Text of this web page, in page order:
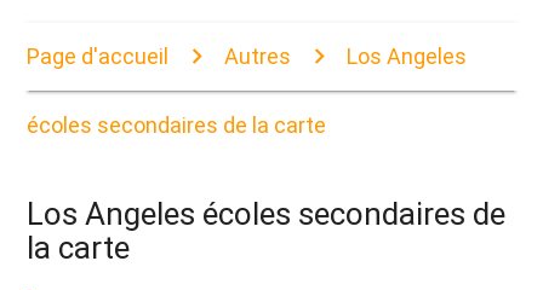
Page d'accueil Autres Los Angeles
écoles secondaires de la carte
Los Angeles écoles secondaires de
la carte